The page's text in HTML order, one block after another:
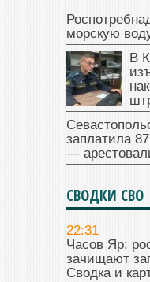
морскую
В
заплатила
—
СВОДКИ СВО
22:31
Часов Яр:
зачищают
Сводка и